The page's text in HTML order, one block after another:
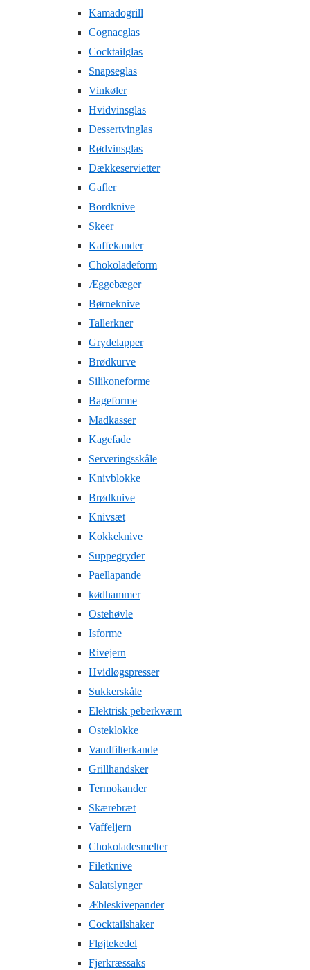
Kamadogrill
Cognacglas
Cocktailglas
Snapseglas
Vinkøler
Hvidvinsglas
Dessertvinglas
Rødvinsglas
Dækkeservietter
Gafler
Bordknive
Skeer
Kaffekander
Chokoladeform
Æggebæger
Børneknive
Tallerkner
Grydelapper
Brødkurve
Silikoneforme
Bageforme
Madkasser
Kagefade
Serveringsskåle
Knivblokke
Brødknive
Knivsæt
Kokkeknive
Suppegryder
Paellapande
kødhammer
Ostehøvle
Isforme
Rivejern
Hvidløgspresser
Sukkerskåle
Elektrisk peberkværn
Osteklokke
Vandfilterkande
Grillhandsker
Termokander
Skærebræt
Vaffeljern
Chokoladesmelter
Filetknive
Salatslynger
Æbleskivepander
Cocktailshaker
Fløjtekedel
Fjerkræssaks